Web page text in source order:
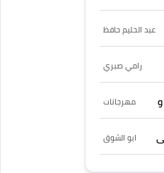
عبد الحليم حافظ
رامي صبري
مهرجانات
ابو الشوق